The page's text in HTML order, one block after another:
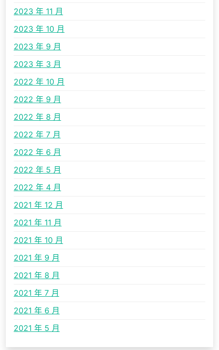
2023 年 11 月
2023 年 10 月
2023 年 9 月
2023 年 3 月
2022 年 10 月
2022 年 9 月
2022 年 8 月
2022 年 7 月
2022 年 6 月
2022 年 5 月
2022 年 4 月
2021 年 12 月
2021 年 11 月
2021 年 10 月
2021 年 9 月
2021 年 8 月
2021 年 7 月
2021 年 6 月
2021 年 5 月